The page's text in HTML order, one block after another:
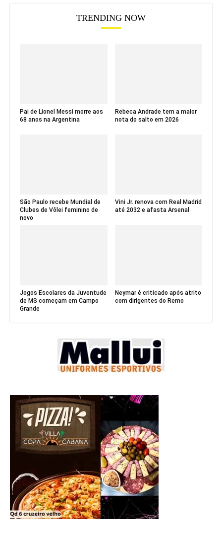
TRENDING NOW
Pai de Lionel Messi morre aos
68 anos na Argentina
Rebeca Andrade tem a maior
nota do salto em 2026
São Paulo recebe Mundial de
Clubes de Vôlei feminino de
novo
Vini Jr. renova com Real Madrid
até 2032 e afasta Arsenal
Jogos Escolares da Juventude
de MS começam em Campo
Grande
Neymar é criticado após atrito
com dirigentes do Remo